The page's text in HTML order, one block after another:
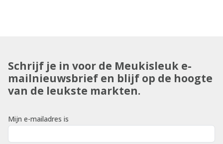
Schrijf je in voor de Meukisleuk e-
mailnieuwsbrief en blijf op de hoogte
van de leukste markten.
Mijn e-mailadres is